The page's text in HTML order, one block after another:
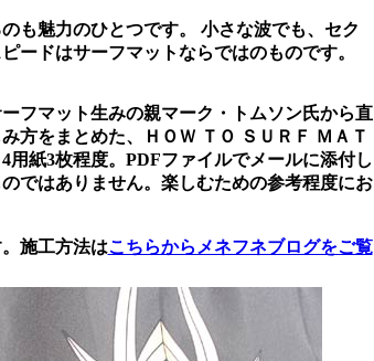
も魅力のひとつです。 小さな波でも、セク
ードはサーフマットならではのものです。
フマット生みの親マーク・トムソン氏から直
方をまとめた、ＨＯＷ ＴＯ ＳＵＲＦ ＭＡＴ
用紙3枚程度。PDFファイルでメールに添付し
ではありません。楽しむための参考程度にお
施工方法はこちらからメネフネブログをご覧